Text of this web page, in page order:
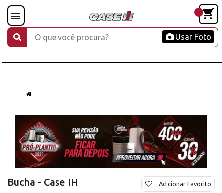
Usar Foto
Bucha - Case IH Adicionar Favorito